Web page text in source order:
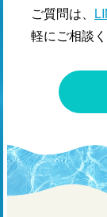
ご質問は、
軽にご相談く